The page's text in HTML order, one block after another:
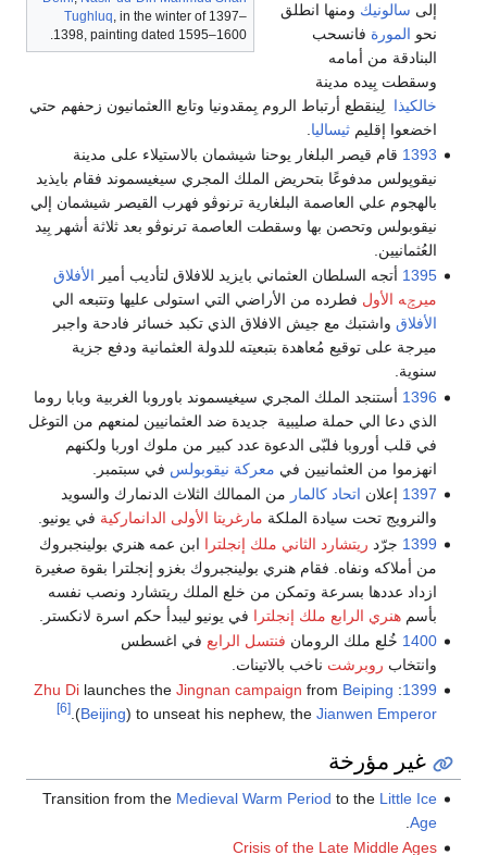
Tughluq, in the winter of 1397–
1398, painting dated 1595–1600.
إلى سالونيك ومنها انطلق
نحو المورة فانسحب
البنادقة من أمامه
وسقطت بِيده مدينة
خالكيذا لِينقطع أرتباط الروم بِمقدونيا وتابع االعثمانيون زحفهم حتي
اخضعوا إقليمثيساليا
1393 قام قيصر البلغار يوحنا شيشمان بالاستيلاء على مدينة
نيقوپولس مدفوعًا بتحريض الملك المجري سيغيسموند فقام بايذيد
بالهجوم علي العاصمة البلغارية ترنوڤو فهرب القيصر شيشمان إلي
نيقوبولس وتحصن بها وسقطت العاصمة ترنوڤو بعد ثلاثة أشهر بِيد
العُثمانيين.
1395 أتجه السلطان العثماني بايزيد للافلاق لتأديب أمير الأفلاق
ميرݘه الأول فطرده من الأراضي التي استولى عليها وتتبعه الي
الأفلاق واشتبك مع جيش الافلاق الذي تكبد خسائر فادحة واجبر
ميرجة على توقيع مُعاهدة بتبعيته للدولة العثمانية ودفع جزية
سنوية.
1396 أستنجد الملك المجري سيغيسموند باوروبا الغربية وبابا روما
الذي دعا الي حملة صليبية جديدة ضد العثمانيين لمنعهم من التوغل
في قلب أوروبا فلبّى الدعوة عدد كبير من ملوك اوربا ولكنهم
انهزموا من العثمانيين في معركة نيقوبولس في سبتمبر.
1397 إعلان اتحاد كالمار من الممالك الثلاث الدنمارك والسويد
والنرويج تحت سيادة الملكة مارغريتا الأولى الدانماركية في يونيو.
1399 جرّد ريتشارد الثاني ملك إنجلترا ابن عمه هنري بولينجبروك
من أملاكه ونفاه. فقام هنري بولينجبروك بغزو إنجلترا بقوة صغيرة
ازداد عددها بسرعة وتمكن من خلع الملك ريتشارد ونصب نفسه
بأسمهنري الرابع ملك إنجلترا في يونيو ليبدأ حكم اسرة لانكستر.
1400 خُلع ملك الرومان فنتسل الرابع في اغسطس
وانتخاب روبرشت ناخب بالاتينات.
1399
:
Zhu Dilaunches the Jingnan campaign from Beiping
(Beijing) to unseat his nephew, the Jianwen Emperor
.
[6]
غير مؤرخة
Transition from the Medieval Warm Period to the Little Ice
Age
Crisis of the Late Middle Ages